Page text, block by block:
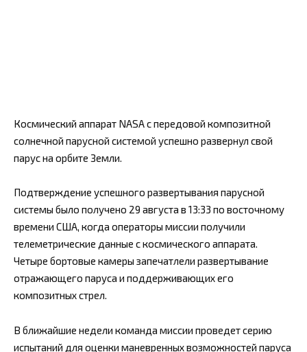
Космический аппарат NASA с передовой композитной
солнечной парусной системой успешно развернул свой
парус на орбите Земли.
Подтверждение успешного развертывания парусной
системы было получено 29 августа в 13:33 по восточному
времени США, когда операторы миссии получили
телеметрические данные с космического аппарата.
Четыре бортовые камеры запечатлели развертывание
отражающего паруса и поддерживающих его
композитных стрел.
В ближайшие недели команда миссии проведет серию
испытаний для оценки маневренных возможностей паруса